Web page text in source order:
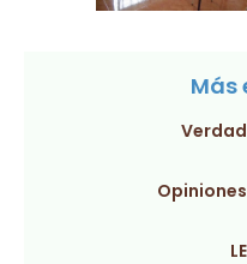
Más